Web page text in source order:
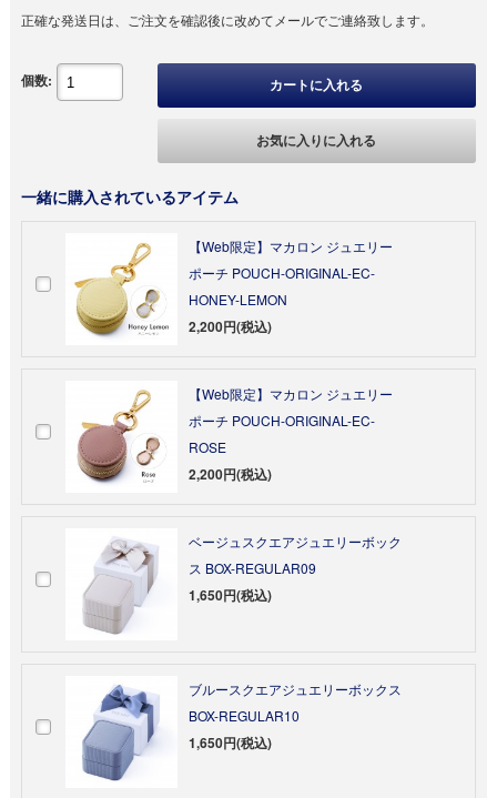
正確な発送日は、ご注文を確認後に改めてメールでご連絡致します。
個数: カートに入れる
お気に入りに入れる
一緒に購入されているアイテム
【Web限定】マカロン ジュエリー
ポーチ POUCH-ORIGINAL-EC-
HONEY-LEMON
2,200円(税込)
【Web限定】マカロン ジュエリー
ポーチ POUCH-ORIGINAL-EC-
ROSE
2,200円(税込)
ベージュスクエアジュエリーボック
ス BOX-REGULAR09
1,650円(税込)
ブルースクエアジュエリーボックス
BOX-REGULAR10
1,650円(税込)